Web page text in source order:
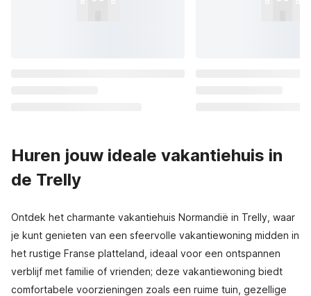
Huren jouw ideale vakantiehuis in
de Trelly
Ontdek het charmante vakantiehuis Normandië in Trelly, waar
je kunt genieten van een sfeervolle vakantiewoning midden in
het rustige Franse platteland, ideaal voor een ontspannen
verblijf met familie of vrienden; deze vakantiewoning biedt
comfortabele voorzieningen zoals een ruime tuin, gezellige